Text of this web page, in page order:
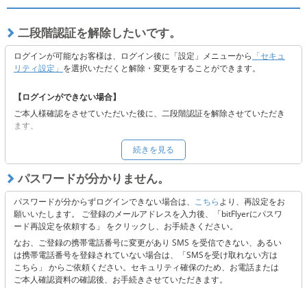
二段階認証を解除したいです。
ログインが可能なお客様は、ログイン後に「設定」メニューから 「セキュ
リティ設定」 を選択いただくと解除・変更をすることができます。
【ログインができない場合】
ご本人様確認をさせていただいた後に、二段階認証を解除させていただき
ます。
二段階認証の解除をご希望の方へ
※二段階認証解除後も当社の定めるセキュリティの観点から認証コードを
送付しております。メールの受信ができない場合には、受信設定またはキ
ャリア側に起因する可能性がございますので、以下 3点のご確認をお願い
いたします。
「@bitflyer.com」「@bitflyer.jp」のドメイン指定解除
フィルタリング設定に当社が該当していないか
迷惑メールフォルダに振り分けられていないか
【上記にて解決できない場合】
続きを見る
パスワードが分かりません。
パスワードが分からずログインできない場合は、 こちらより、再設定をお
願いいたします。 ご登録のメールアドレスを入力後、「bitFlyerにパスワ
ード再設定を依頼する」 をクリックし、お手続きください。
なお、ご登録の携帯電話番号に変更があり SMS を受信できない、あるい
は携帯電話番号を登録されていない場合は、「SMSを受け取れない方は
こちら」 からご依頼ください。セキュリティ確保のため、お電話または
ご本人確認資料の確認後、お手続きさせていただきます。